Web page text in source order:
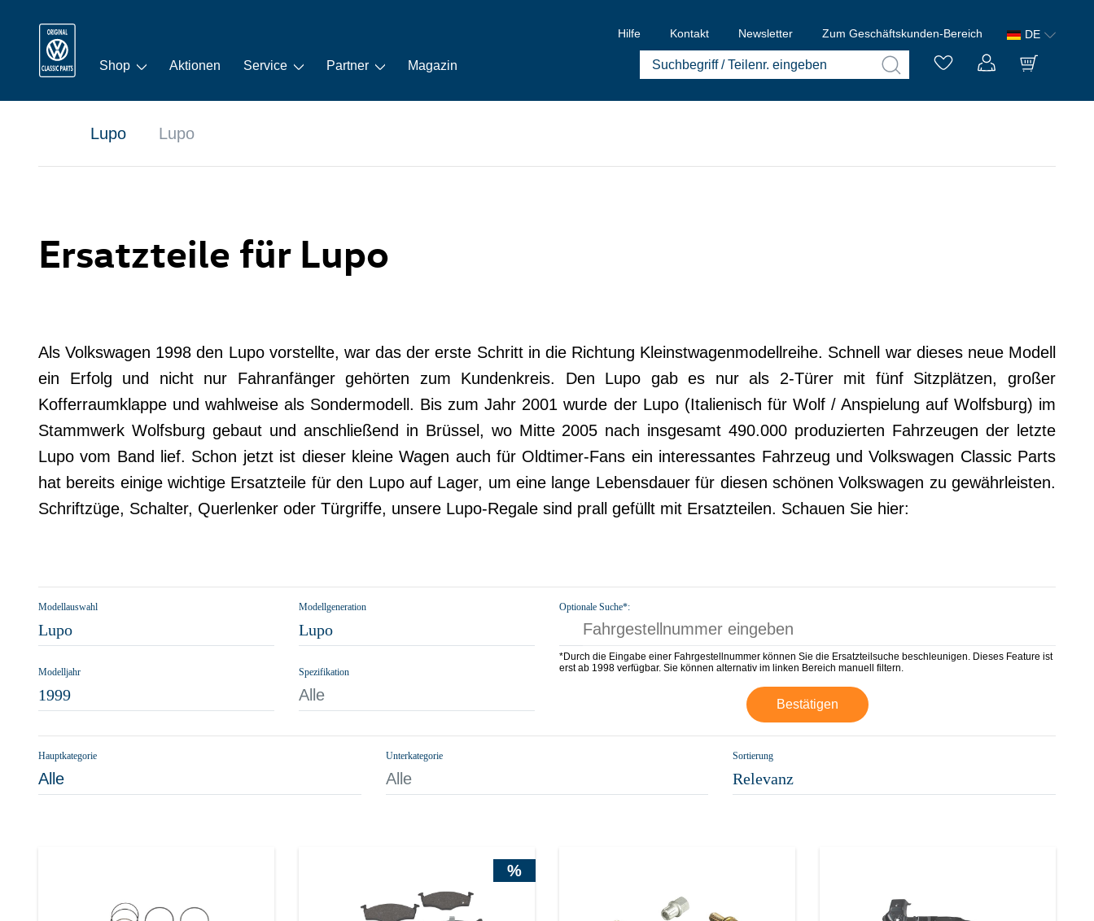
Hilfe Kontakt Newsletter Zum Geschäftskunden-Bereich DE
Shop Aktionen Service Partner Magazin
Lupo Lupo
Ersatzteile für Lupo
Als Volkswagen 1998 den Lupo vorstellte, war das der erste Schritt in die Richtung Kleinstwagenmodellreihe. Schnell war dieses neue Modell
ein Erfolg und nicht nur Fahranfänger gehörten zum Kundenkreis. Den Lupo gab es nur als 2-Türer mit fünf Sitzplätzen, großer
Kofferraumklappe und wahlweise als Sondermodell. Bis zum Jahr 2001 wurde der Lupo (Italienisch für Wolf / Anspielung auf Wolfsburg) im
Stammwerk Wolfsburg gebaut und anschließend in Brüssel, wo Mitte 2005 nach insgesamt 490.000 produzierten Fahrzeugen der letzte
Lupo vom Band lief. Schon jetzt ist dieser kleine Wagen auch für Oldtimer-Fans ein interessantes Fahrzeug und Volkswagen Classic Parts
hat bereits einige wichtige Ersatzteile für den Lupo auf Lager, um eine lange Lebensdauer für diesen schönen Volkswagen zu gewährleisten.
Schriftzüge, Schalter, Querlenker oder Türgriffe, unsere Lupo-Regale sind prall gefüllt mit Ersatzteilen. Schauen Sie hier:
Modellauswahl
Lupo
Modellgeneration
Lupo
Modelljahr
1999
Spezifikation
Alle
Optionale Suche*:
*Durch die Eingabe einer Fahrgestellnummer können Sie die Ersatzteilsuche beschleunigen. Dieses Feature ist
erst ab 1998 verfügbar. Sie können alternativ im linken Bereich manuell filtern.
Bestätigen
Hauptkategorie
Alle
Unterkategorie
Alle
Sortierung
Relevanz
%